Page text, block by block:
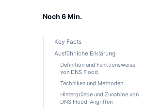
Noch 6 Min.
Key Facts
Ausführliche Erklärung
Definition und Funktionsweise
von DNS Flood
Techniken und Methoden
Hintergründe und Zunahme von
DNS Flood-Angriffen